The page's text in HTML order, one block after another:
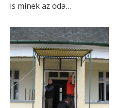
is minek az oda…